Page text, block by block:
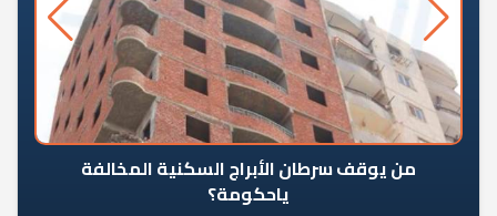
من يوقف سرطان الأبراج السكنية المخالفة
ياحكومة؟